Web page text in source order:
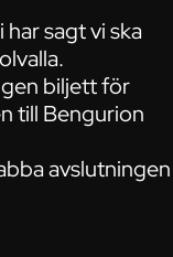
sagt vi ska
biljett för
till Bengurion
avslutningen